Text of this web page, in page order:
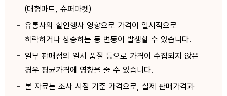
(대형마트, 슈퍼마켓)
유통사의 할인행사 영향으로 가격이 일시적으로
하락하거나 상승하는 등 변동이 발생할 수 있습니다.
일부 판매점의 일시 품절 등으로 가격이 수집되지 않은
경우 평균가격에 영향을 줄 수 있습니다.
본 자료는 조사 시점 기준 가격으로, 실제 판매가격과